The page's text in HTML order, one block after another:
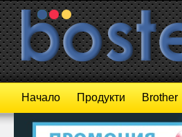
Начало Продукти Brother